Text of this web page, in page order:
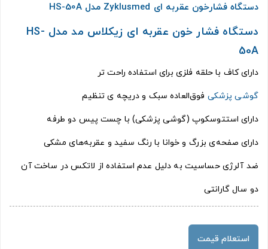
دستگاه فشارخون عقربه ای Zyklusmed مدل HS-50A
دستگاه فشار خون عقربه ای زیکلاس مد مدل HS-
50A
دارای کاف با حلقه فلزی برای استفاده راحت تر
گوشی پزشکی فوق‌العاده سبک و دریچه ی تنظیم
دارای استتوسکوپ (گوشی پزشکی) با چست پیس دو طرفه
دارای صفحه‌ی بزرگ و خوانا با رنگ سفید و عقربه‌های مشکی
ضد آلرژی حساسیت به دلیل عدم استفاده از لاتکس در ساخت آن
دو سال گارانتی
استعلام قیمت